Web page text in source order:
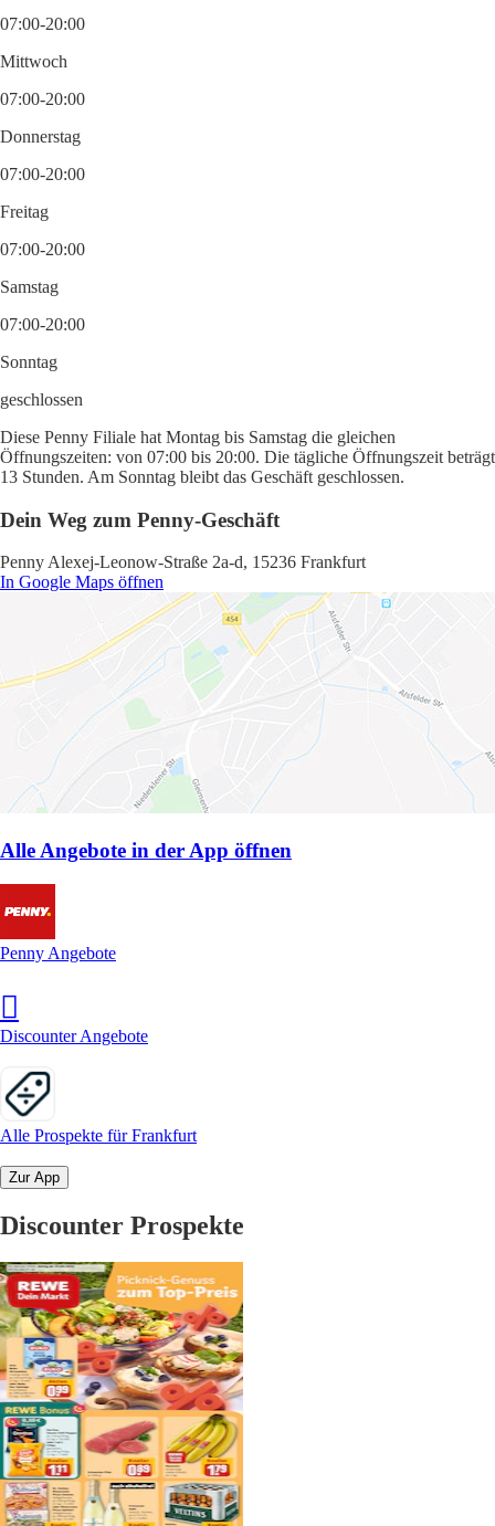
07:00-20:00
Mittwoch
07:00-20:00
Donnerstag
07:00-20:00
Freitag
07:00-20:00
Samstag
07:00-20:00
Sonntag
geschlossen
Diese Penny Filiale hat Montag bis Samstag die gleichen
Öffnungszeiten: von 07:00 bis 20:00. Die tägliche Öffnungszeit beträgt
13 Stunden. Am Sonntag bleibt das Geschäft geschlossen.
Dein Weg zum Penny-Geschäft
Penny Alexej-Leonow-Straße 2a-d, 15236 Frankfurt
In Google Maps öffnen
Alle Angebote in der App öffnen
Penny Angebote
Discounter Angebote
Alle Prospekte für Frankfurt
Zur App
Discounter Prospekte